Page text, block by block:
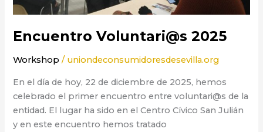
Encuentro Voluntari@s 2025
Workshop / uniondeconsumidoresdesevilla.org
En el día de hoy, 22 de diciembre de 2025, hemos
celebrado el primer encuentro entre voluntari@s de la
entidad. El lugar ha sido en el Centro Cívico San Julián
y en este encuentro hemos tratado